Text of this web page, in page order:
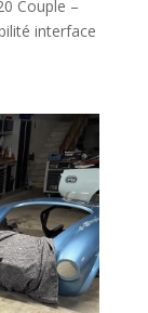
Couple –
interface